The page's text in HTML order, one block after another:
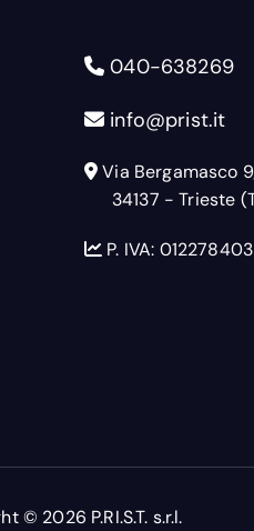
040-638269
info@prist.it
Via Bergamasco
34137 - Trieste
P. IVA:
© 2026 P.RI.S.T. s.r.l.